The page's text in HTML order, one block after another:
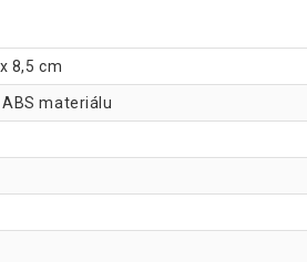
8,5 cm
materiálu